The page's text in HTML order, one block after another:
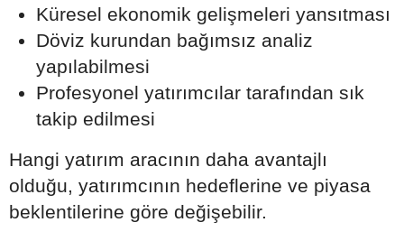
Küresel ekonomik gelişmeleri yansıtması
Döviz kurundan bağımsız analiz
yapılabilmesi
Profesyonel yatırımcılar tarafından sık
takip edilmesi
Hangi yatırım aracının daha avantajlı
olduğu, yatırımcının hedeflerine ve piyasa
beklentilerine göre değişebilir.